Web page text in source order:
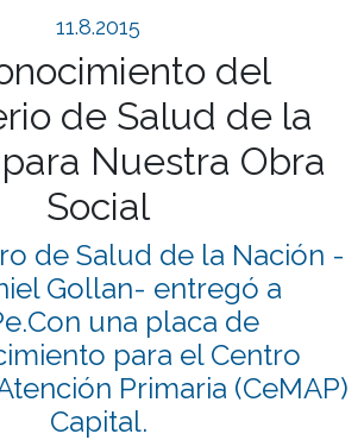
11.8.2015
del
de Salud de la
Nuestra Obra
Social
de Salud de la Nación -
Gollan- entregó a
una placa de
para el Centro
Primaria (CeMAP)
Capital.